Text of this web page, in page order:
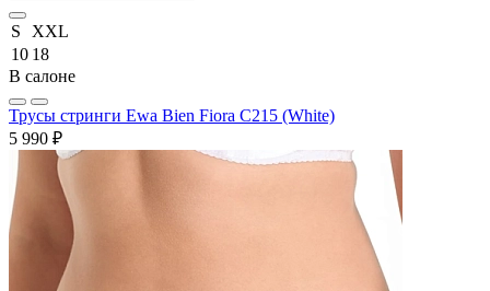
S
XXL
10 18
В салоне
Трусы стринги Ewa Bien Fiora C215 (White)
5 990 ₽